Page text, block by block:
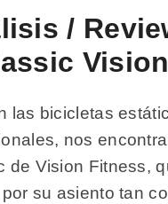
/
Vision
las bicicletas
nos
de Vision Fitness,
su asiento tan